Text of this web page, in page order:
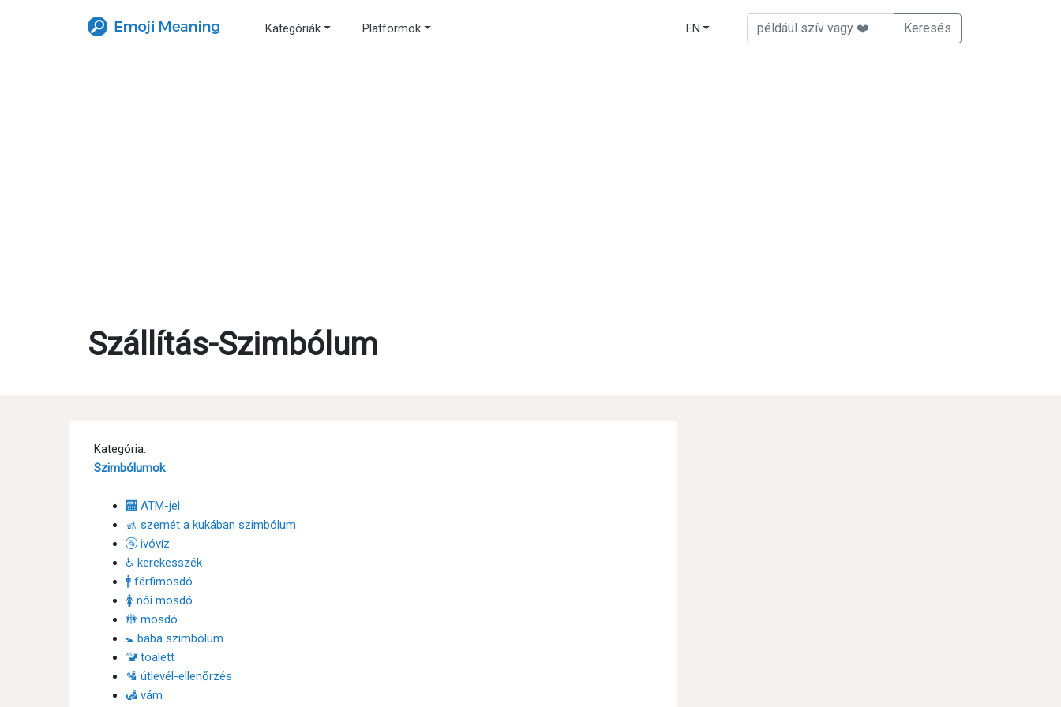
Kategóriák Platformok EN
Szállítás-Szimbólum
Kategória:
Szimbólumok
🏧 ATM-jel
🚮 szemét a kukában szimbólum
🚰 ivóvíz
♿ kerekesszék
🚹 férfimosdó
🚺 női mosdó
🚻 mosdó
🚼 baba szimbólum
🚾 toalett
🛂 útlevél-ellenőrzés
🛃 vám